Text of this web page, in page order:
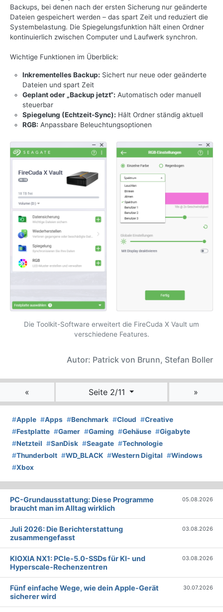
Backups, bei denen nach der ersten Sicherung nur geänderte
Dateien gespeichert werden – das spart Zeit und reduziert die
Systembelastung. Die Spiegelungsfunktion hält einen Ordner
kontinuierlich zwischen Computer und Laufwerk synchron.
Wichtige Funktionen im Überblick:
Inkrementelles Backup: Sichert nur neue oder geänderte
Dateien und spart Zeit
Geplant oder „Backup jetzt“: Automatisch oder manuell
steuerbar
Spiegelung (Echtzeit-Sync): Hält Ordner ständig aktuell
RGB: Anpassbare Beleuchtungsoptionen
Die Toolkit-Software erweitert die FireCuda X Vault um
verschiedene Features.
Autor: Patrick von Brunn, Stefan Boller
« Seite 2/11 »
#Apple #Apps #Benchmark #Cloud #Creative
#Festplatte #Gamer #Gaming #Gehäuse #Gigabyte
#Netzteil #SanDisk #Seagate #Technologie
#Thunderbolt #WD_BLACK #Western Digital #Windows
#Xbox
PC-Grundausstattung: Diese Programme
braucht man im Alltag wirklich
05.08.2026
Juli 2026: Die Bericht­erstattung
zusammengefasst
03.08.2026
KIOXIA NX1: PCIe-5.0-SSDs für KI- und
Hyperscale-Rechenzentren
03.08.2026
Fünf einfache Wege, wie dein Apple-Gerät
sicherer wird
30.07.2026